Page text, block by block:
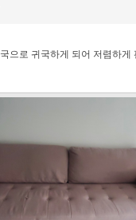
으로 귀국하게 되어 저렴하